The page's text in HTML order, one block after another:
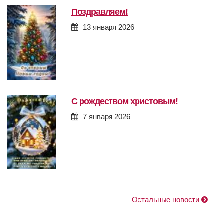
поздравляем!
13 января 2026
с рождеством христовым!
7 января 2026
Остальные новости